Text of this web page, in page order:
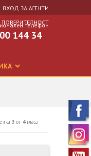
ВХОД ЗА АГЕНТИ
телефон
144 34
3 от 4гласа